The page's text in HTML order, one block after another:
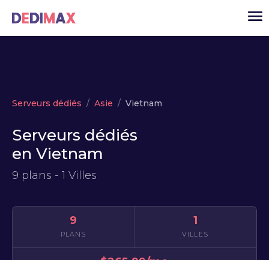
VPS
USD
MON ESPACE
Serveurs dédiés Asie Vietnam
Serveurs dédiés
en Vietnam
9 plans - 1 Villes
9
PLANS
1
VILLES